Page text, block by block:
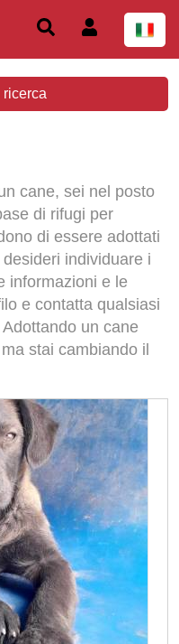
ricerca
cane, sei nel posto
di rifugi per
di essere adottati
individuare i
informazioni e le
e contatta qualsiasi
un cane
stai cambiando il